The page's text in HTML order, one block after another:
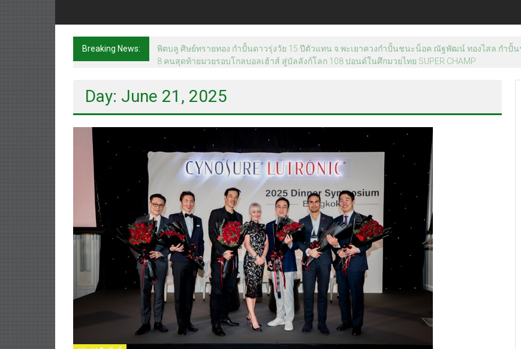
Breaking News: ภารกิจตำรวจจราจรโครงการพระราชดำริ นำส่งอวัยวะหัวใจ ดวงที่ 184 สำเร็จลุล่วง ณ รพ.ศิริราช
Day: June 21, 2025
ประชาสัมพันธ์